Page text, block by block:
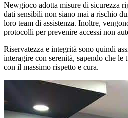
Newgioco adotta misure di sicurezza
dati sensibili non siano mai a rischio
loro team di assistenza. Inoltre,
protocolli per prevenire accessi non
Riservatezza e integrità sono quindi
interagire con serenità, sapendo che
con il massimo rispetto e cura.